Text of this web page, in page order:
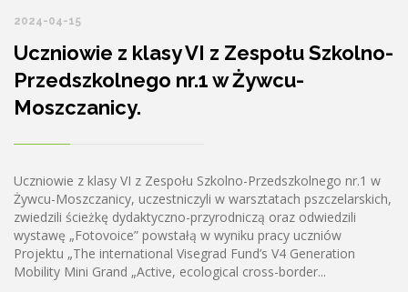
2024-04-15
Uczniowie z klasy VI z Zespołu Szkolno-
Przedszkolnego nr.1 w Żywcu-
Moszczanicy.
Uczniowie z klasy VI z Zespołu Szkolno-Przedszkolnego nr.1 w
Żywcu-Moszczanicy, uczestniczyli w warsztatach pszczelarskich,
zwiedzili ścieżkę dydaktyczno-przyrodniczą oraz odwiedzili
wystawę „Fotovoice” powstałą w wyniku pracy uczniów
Projektu „The international Visegrad Fund’s V4 Generation
Mobility Mini Grand „Active, ecological cross-border...